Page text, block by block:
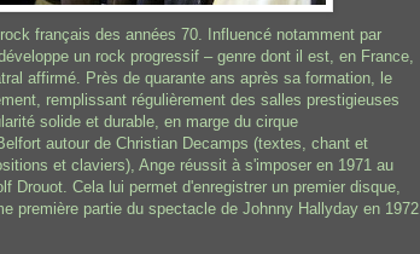
français des années 70. Influencé notamment par
un rock progressif – genre dont il est, en France,
affirmé. Près de quarante ans après sa formation, le
remplissant régulièrement des salles prestigieuses
solide et durable, en marge du cirque
autour de Christian Decamps (textes, chant et
et claviers), Ange réussit à s'imposer en 1971 au
Drouot. Cela lui permet d'enregistrer un premier disque,
première partie du spectacle de Johnny Hallyday en 1972.